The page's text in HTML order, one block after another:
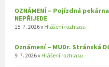
OZNÁMENÍ – Pojízdná
NEPŘIJEDE
15. 7. 2026v Hlášení rozhlasu
Oznámení – MUDr. Stránská
9. 7. 2026v Hlášení rozhlasu